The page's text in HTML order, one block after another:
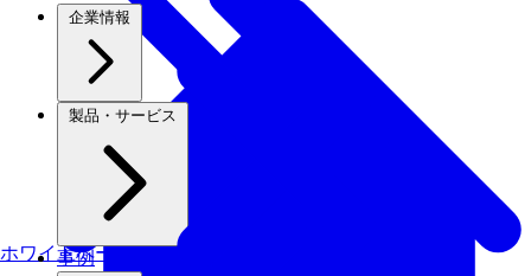
ホワイトペーパー
企業情報
製品・サービス
事例